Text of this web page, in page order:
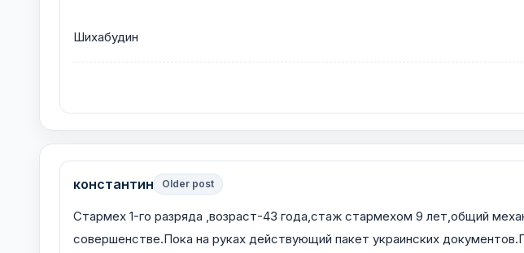
Шихабудин
константин Older post
Стармех 1-го разряда ,возраст-43 года,стаж стармехом 9 лет,общий
совершенстве.Пока на руках действующий пакет украинских